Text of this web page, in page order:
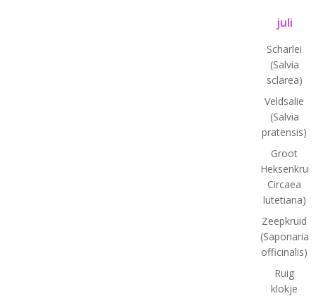
juli
Scharlei
(Salvia
sclarea)
Veldsalie
(Salvia
pratensis)
Groot
Heksenkruid
Circaea
lutetiana)
Zeepkruid
(Saponaria
officinalis)
Ruig
klokje